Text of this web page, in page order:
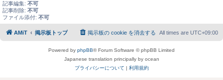
記事編集: 不可
記事削除: 不可
ファイル添付: 不可
AMiT 掲示板トップ All times are UTC+09:00
掲示板の cookie を消去する
Powered by phpBB® Forum Software © phpBB Limited
Japanese translation principally by ocean
プライバシーについて | 利用規約